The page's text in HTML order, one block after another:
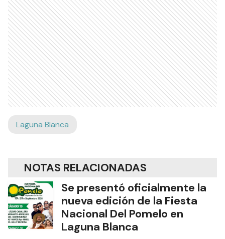
Laguna Blanca
NOTAS RELACIONADAS
Se presentó oficialmente la
nueva edición de la Fiesta
Nacional Del Pomelo en
Laguna Blanca